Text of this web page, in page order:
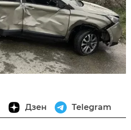
Дзен Telegram